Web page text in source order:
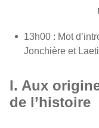
13h00 : Mot
Jonchière et
I. Aux
de l’histoire